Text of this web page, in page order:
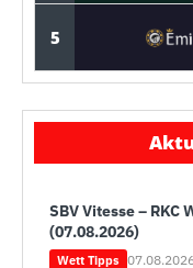
5
SBV Vitesse –
(07.08.2026)
Wett Tipps